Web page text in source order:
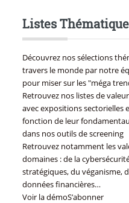
Listes
Découvrez nos sélections
travers le monde par notre
pour miser sur les "méga
Retrouvez nos listes de
avec expositions sectorielles
fonction de leur
dans nos outils de screening
Retrouvez notamment les
domaines : de la
stratégiques, du véganisme,
données financières…
Voir la démoS’abonner